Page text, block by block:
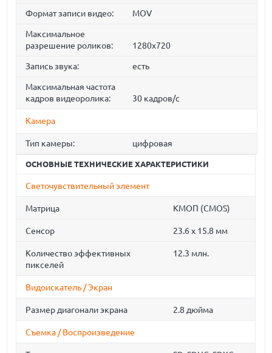
Формат записи видео: MOV
Максимальное
разрешение роликов:
1280x720
Запись звука: есть
Максимальная частота
кадров видеоролика:
30 кадров/с
Камера
Тип камеры: цифровая
ОСНОВНЫЕ ТЕХНИЧЕСКИЕ ХАРАКТЕРИСТИКИ
Светочувствительный элемент
Матрица КМОП (CMOS)
Сенсор 23.6 x 15.8 мм
Количество эффективных
пикселей
12.3 млн.
Видоискатель / Экран
Размер диагонали экрана 2.8 дюйма
Съемка / Воспроизведение